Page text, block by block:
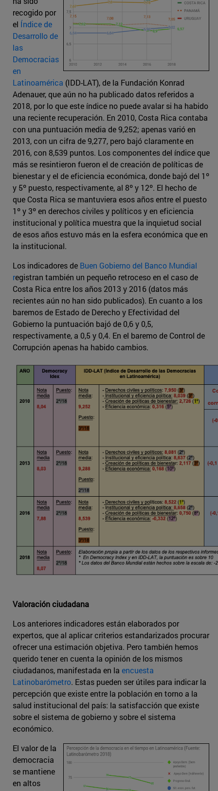
recogido por
el Índice de
Desarrollo de
las
Democracias
en
Latinoamérica (IDD-LAT), de la Fundación Konrad
Adenauer, que aún no ha publicado datos referidos a
2018, por lo que este índice no puede avalar si ha habido
una reciente recuperación. En 2010, Costa Rica contaba
con una puntuación media de 9,252; apenas varió en
2013, con un cifra de 9,277, pero bajó claramente en
2016, con 8,539 puntos. Los componentes del índice que
más se resintieron fueron el de creación de políticas de
bienestar y el de eficiencia económica, donde bajó del 1º
y 5º puesto, respectivamente, al 8º y 12º. El hecho de
que Costa Rica se mantuviera esos años entre el puesto
1º y 3º en derechos civiles y políticos y en eficiencia
institucional y política muestra que la inquietud social
de esos años estuvo más en la esfera económica que en
la institucional.
Los indicadores de Buen Gobierno del Banco Mundial
registran también un pequeño retroceso en el caso de
Costa Rica entre los años 2013 y 2016 (datos más
recientes aún no han sido publicados). En cuanto a los
baremos de Estado de Derecho y Efectividad del
Gobierno la puntuación bajó de 0,6 y 0,5,
respectivamente, a 0,5 y 0,4. En el baremo de Control de
Corrupción apenas ha habido cambios.
Valoración ciudadana
Los anteriores indicadores están elaborados por
expertos, que al aplicar criterios estandarizados procurar
ofrecer una estimación objetiva. Pero también hemos
querido tener en cuenta la opinión de los mismos
ciudadanos, manifestada en la encuesta
Latinobarómetro. Estas pueden ser útiles para indicar la
percepción que existe entre la población en torno a la
salud institucional del país: la satisfacción que existe
sobre el sistema de gobierno y sobre el sistema
económico.
El valor de la
democracia
se mantiene
en altos